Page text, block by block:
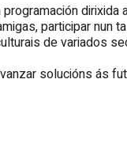
participar nun
de variados
solucións ás